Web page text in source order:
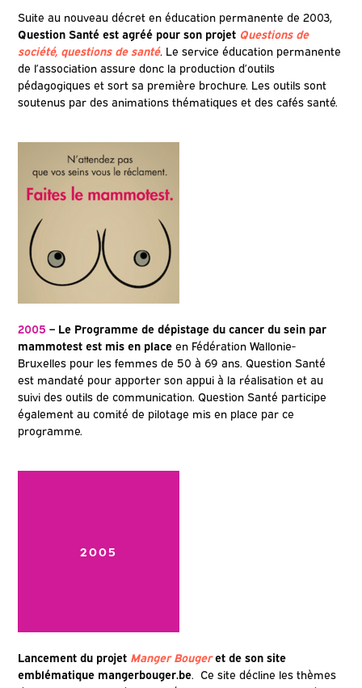
Suite au nouveau décret en éducation permanente de 2003,
Question Santé est agréé pour son projet Questions de
société, questions de santé. Le service éducation permanente
de l’association assure donc la production d’outils
pédagogiques et sort sa première brochure. Les outils sont
soutenus par des animations thématiques et des cafés santé.
2005 – Le Programme de dépistage du cancer du sein par
mammotest est mis en place en Fédération Wallonie-
Bruxelles pour les femmes de 50 à 69 ans. Question Santé
est mandaté pour apporter son appui à la réalisation et au
suivi des outils de communication. Question Santé participe
également au comité de pilotage mis en place par ce
programme.
2005
Lancement du projet Manger Bouger et de son site
emblématique mangerbouger.be. Ce site décline les thèmes